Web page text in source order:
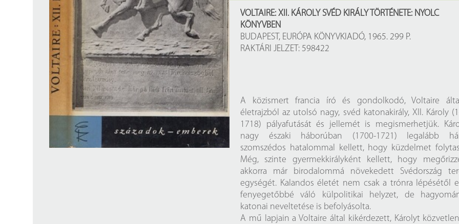
Findura Imre-díszoklevéllel kitüntetett kollégáink
Galéria
Pályázatok
Közérdekű adatok
Online katalógus Próbahozzáférések Kitekintő
VOLTAIRE: XII. KÁROLY SVÉD KIRÁLY TÖRTÉNETE: NYOLC
KÖNYVBEN
BUDAPEST, EURÓPA KÖNYVKIADÓ, 1965. 299 P.
RAKTÁRI JELZET: 598422
A közismert francia író és gondolkodó, Voltaire
életrajzból az utolsó nagy, svéd katonakirály, XII. Károly
1718) pályafutását és jellemét is megismerhetjük.
nagy északi háborúban (1700-1721) legalább
szomszédos hatalommal kellett, hogy küzdelmet
Még, szinte gyermekkirályként kellett, hogy
akkorra már birodalommá növekedett Svédország
egységét. Kalandos életét nem csak a trónra lépésétől
fenyegetőbbé váló külpolitikai helyzet, de
katonai neveltetése is befolyásolta.
A mű lapjain a Voltaire által kikérdezett, Károlyt